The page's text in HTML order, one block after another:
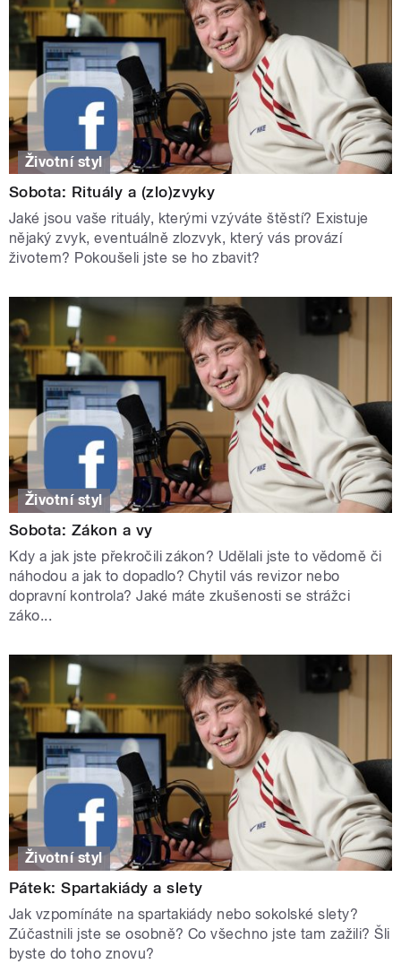
Životní styl
Sobota: Rituály a (zlo)zvyky
Jaké jsou vaše rituály, kterými vzýváte štěstí? Existuje
nějaký zvyk, eventuálně zlozvyk, který vás provází
životem? Pokoušeli jste se ho zbavit?
Životní styl
Sobota: Zákon a vy
Kdy a jak jste překročili zákon? Udělali jste to vědomě či
náhodou a jak to dopadlo? Chytil vás revizor nebo
dopravní kontrola? Jaké máte zkušenosti se strážci
záko...
Životní styl
Pátek: Spartakiády a slety
Jak vzpomínáte na spartakiády nebo sokolské slety?
Zúčastnili jste se osobně? Co všechno jste tam zažili? Šli
byste do toho znovu?